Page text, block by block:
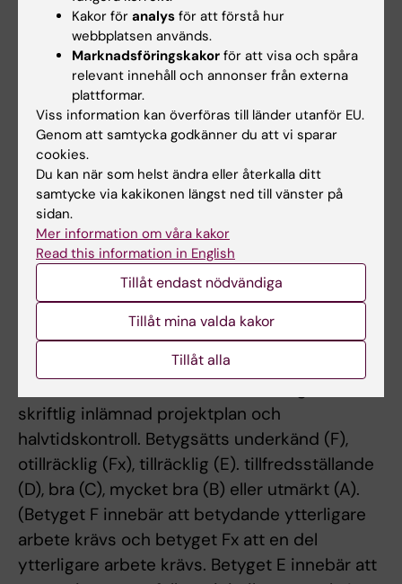
återkoppling från kurskamrat och examinator
på det egna projektet.
Kursansvarig bedömer om och i så fall hur
frånvaro från obligatoriska utbildningsinslag
kan tas igen. Innan studenten deltagit i de
obligatoriska utbildningsinslagen eller tagit
igen frånvaro i enighet med kursansvarigs
anvisningar kan inte studieresultat
slutrapporteras.
Examination
Moment 1. Definition av vetenskapligt
skriftlig inlämnad projektplan och
halvtidskontroll. Betygsätts underkänd (F),
otillräcklig (Fx), tillräcklig (E). tillfredsställande
(D), bra (C), mycket bra (B) eller utmärkt (A).
(Betyget F innebär att betydande ytterligare
arbete krävs och betyget Fx att en del
ytterligare arbete krävs. Betyget E innebär att
Kakor för analys för att förstå hur
webbplatsen används.
Marknadsföringskakor för att visa och spåra
relevant innehåll och annonser från externa
plattformar.
Viss information kan överföras till länder utanför EU.
Genom att samtycka godkänner du att vi sparar
cookies.
Du kan när som helst ändra eller återkalla ditt
samtycke via kakikonen längst ned till vänster på
sidan.
Mer information om våra kakor
Read this information in English
Tillåt endast nödvändiga
Tillåt mina valda kakor
Tillåt alla